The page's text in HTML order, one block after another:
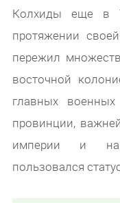
Колхиды еще в
протяжении
пережил
восточной
главных
провинции,
империи и на
пользовался